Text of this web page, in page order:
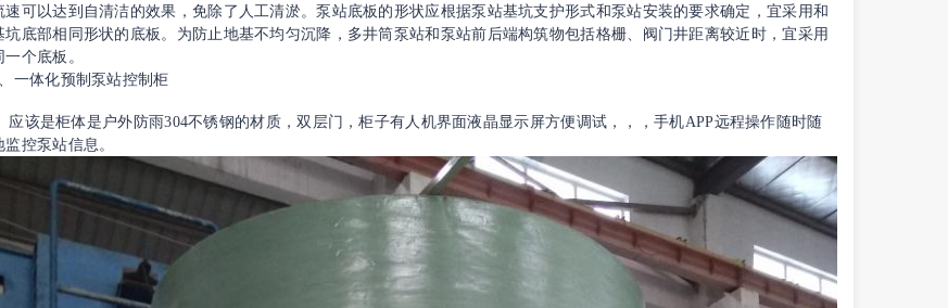
速可以达到自清洁的效果，免除了人工清淤。泵站底板的形状应根据泵站基坑支护形式和泵站安装的要求确定，宜采用和
坑底部相同形状的底板。为防止地基不均匀沉降，多井筒泵站和泵站前后端构筑物包括格栅、阀门井距离较近时，宜采用
一个底板。
一体化预制泵站控制柜
该是柜体是户外防雨304不锈钢的材质，双层门，柜子有人机界面液晶显示屏方便调试，，，手机APP远程操作随时随
监控泵站信息。